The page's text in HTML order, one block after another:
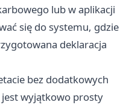
lub w aplikacji
się do systemu, gdzie
deklaracja
bez dodatkowych
jest wyjątkowo prosty